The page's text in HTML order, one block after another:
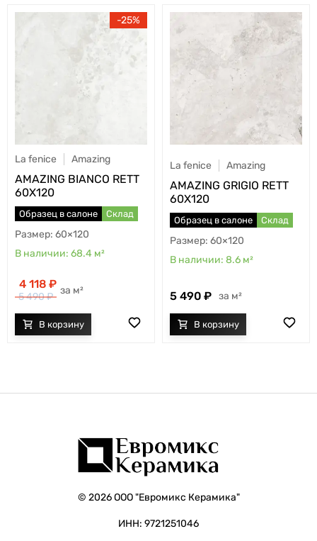
25
La fenice Amazing
AMAZING BIANCO RETT
60X120
Образец в салоне Склад
60×120
68.4 м²
4 118
5 490
м²
La fenice Amazing
AMAZING GRIGIO RETT
60X120
Образец в салоне Склад
60×120
8.6 м²
5 490 м²
© 2026 ООО "Евромикс Керамика"
ИНН: 9721251046